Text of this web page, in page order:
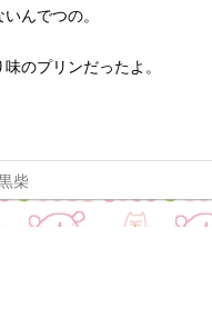
んでつの。
のプリンだったよ。
柴